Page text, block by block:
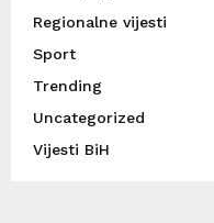
Regionalne vijesti
Sport
Trending
Uncategorized
Vijesti BiH